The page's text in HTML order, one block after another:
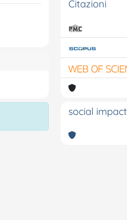
Citazioni
social impact